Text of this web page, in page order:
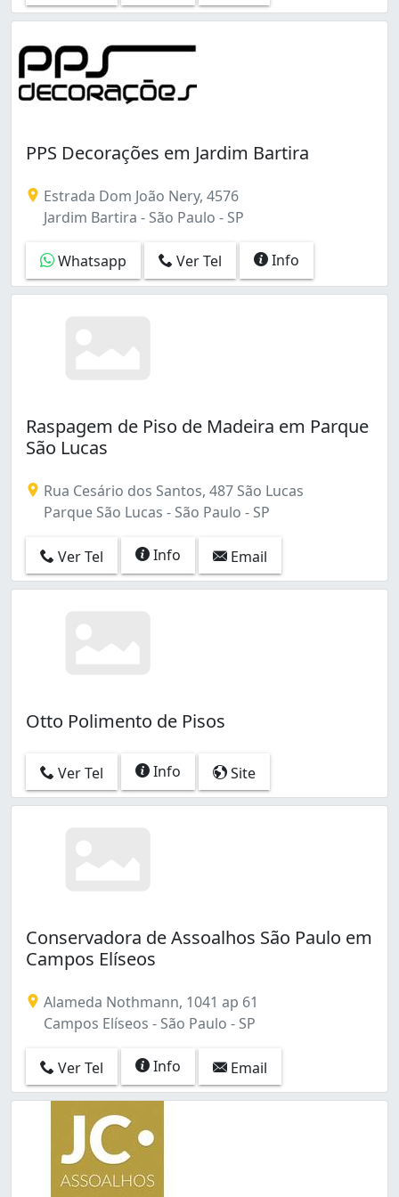
Água Branca (1)
PPS Decorações em Jardim Bartira
Estrada Dom João Nery, 4576
Jardim Bartira - São Paulo - SP
Whatsapp Ver Tel Info
Raspagem de Piso de Madeira em Parque
São Lucas
Rua Cesário dos Santos, 487 São Lucas
Parque São Lucas - São Paulo - SP
Ver Tel Info Email
Otto Polimento de Pisos
Ver Tel Info Site
Conservadora de Assoalhos São Paulo em
Campos Elíseos
Alameda Nothmann, 1041 ap 61
Campos Elíseos - São Paulo - SP
Ver Tel Info Email